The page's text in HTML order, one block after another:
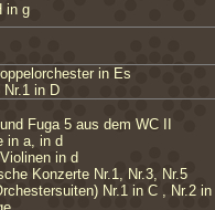
in g
in Es
in D
Fuga 5 aus dem WC II
in a, in d
in d
Konzerte Nr.1, Nr.3, Nr.5
Nr.1 in C , Nr.2